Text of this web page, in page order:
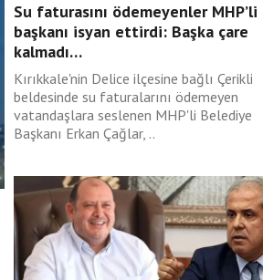
Su faturasını ödemeyenler MHP’li
başkanı isyan ettirdi: Başka çare
kalmadı…
Kırıkkale'nin Delice ilçesine bağlı Çerikli
beldesinde su faturalarını ödemeyen
vatandaşlara seslenen MHP'li Belediye
Başkanı Erkan Çağlar, ..